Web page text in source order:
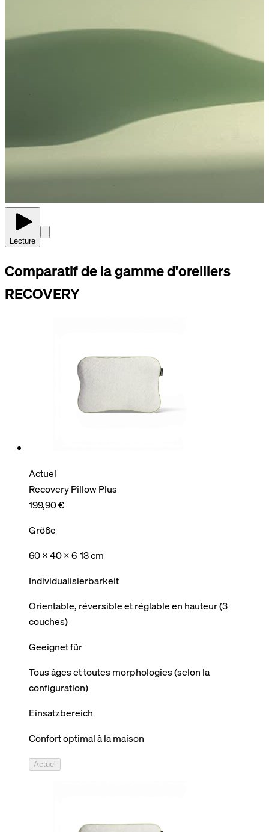
Lecture
Comparatif de la gamme d'oreillers
RECOVERY
Actuel
Recovery Pillow Plus
199,90 €
Größe
60 x 40 x 6-13 cm
Individualisierbarkeit
Orientable, réversible et réglable en hauteur (3
couches)
Geeignet für
Tous âges et toutes morphologies (selon la
configuration)
Einsatzbereich
Confort optimal à la maison
Actuel